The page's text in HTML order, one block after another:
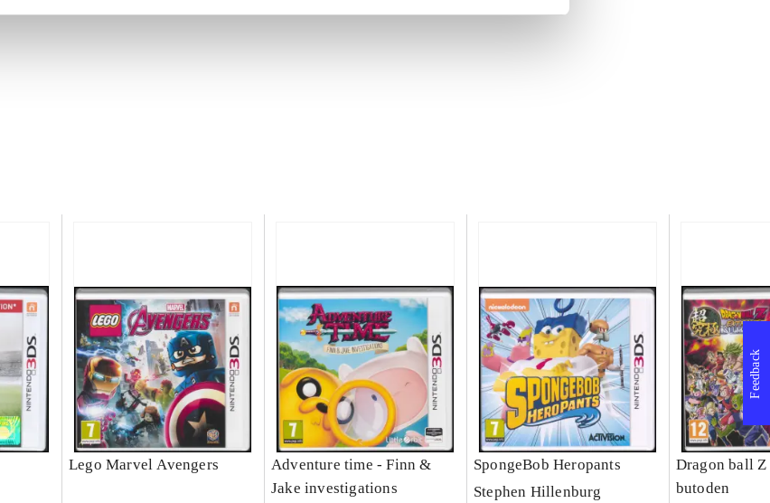
Lego Marvel Avengers
Adventure time - Finn &
Jake investigations
SpongeBob Heropants
Stephen Hillenburg
Dragon ball Z
butoden
Feedback